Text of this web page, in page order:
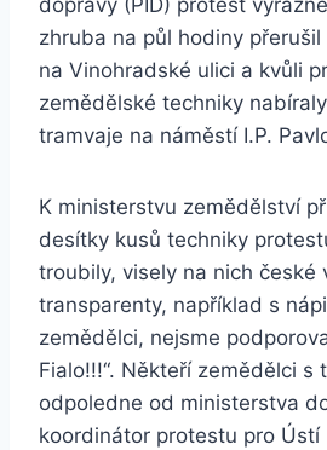
dopravy (PID) protest
zhruba na půl hodiny
na Vinohradské ulici a kvůli
zemědělské techniky
tramvaje na náměstí I.P.
K ministerstvu zemědělství
desítky kusů techniky
troubily, visely na nich české
transparenty, například s
zemědělci, nejsme
Fialo!!!“. Někteří zemědělci s
odpoledne od ministerstva
koordinátor protestu pro Ústí